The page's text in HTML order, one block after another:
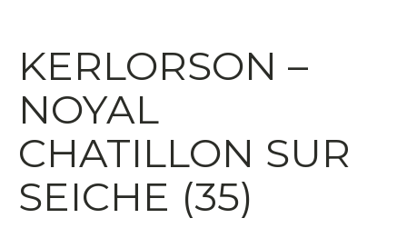
KERLORSON –
NOYAL
CHATILLON SUR
SEICHE (35)